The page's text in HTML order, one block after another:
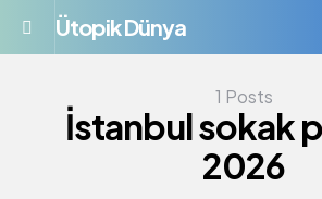
Menü
Ütopik Dünya
1 Posts
İstanbul sokak
2026